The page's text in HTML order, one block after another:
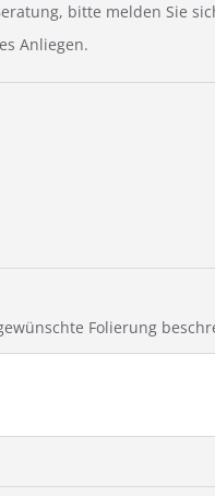
bitte melden Sie
Anliegen.
Folierung